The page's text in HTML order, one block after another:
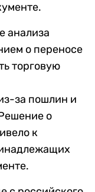
анализа
о переносе
торговую
за пошлин и
о
к